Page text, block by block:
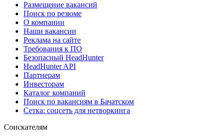
Размещение вакансий
Поиск по резюме
О компании
Наши вакансии
Реклама на сайте
Требования к ПО
Безопасный HeadHunter
HeadHunter API
Партнерам
Инвесторам
Каталог компаний
Поиск по вакансиям в Бачатском
Сетка: соцсеть для нетворкинга
Соискателям